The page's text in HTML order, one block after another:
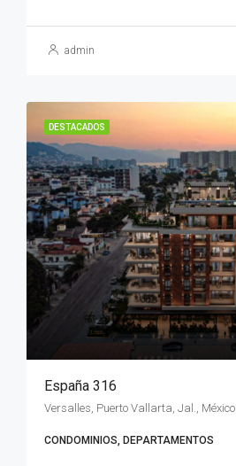
admin
DESTACADOS
España 316
Versalles, Puerto Vallarta, Jal., México
CONDOMINIOS, DEPARTAMENTOS